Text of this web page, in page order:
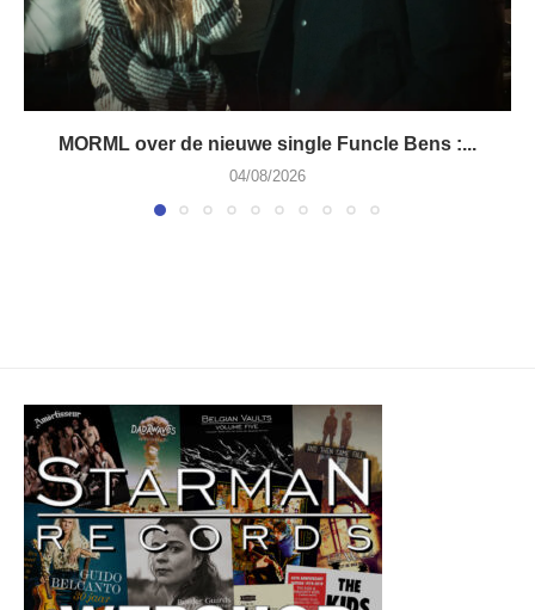
MORML over de nieuwe single Funcle Bens :...
04/08/2026